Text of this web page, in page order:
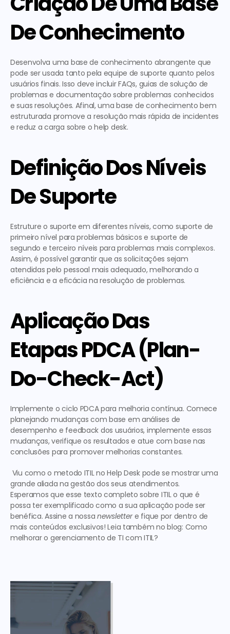
De Conhecimento
Desenvolva uma base de conhecimento abrangente que
pode ser usada tanto pela equipe de suporte quanto pelos
usuários finais. Isso deve incluir FAQs, guias de solução de
problemas e documentação sobre problemas conhecidos
e suas resoluções. Afinal, uma base de conhecimento bem
estruturada promove a resolução mais rápida de incidentes
e reduz a carga sobre o help desk.
Definição Dos Níveis
De Suporte
Estruture o suporte em diferentes níveis, como suporte de
primeiro nível para problemas básicos e suporte de
segundo e terceiro níveis para problemas mais complexos.
Assim, é possível garantir que as solicitações sejam
atendidas pelo pessoal mais adequado, melhorando a
eficiência e a eficácia na resolução de problemas.
Aplicação Das
Etapas PDCA (Plan-
Do-Check-Act)
Implemente o ciclo PDCA para melhoria contínua. Comece
planejando mudanças com base em análises de
desempenho e feedback dos usuários, implemente essas
mudanças, verifique os resultados e atue com base nas
conclusões para promover melhorias constantes.
Viu como o metodo ITIL no Help Desk pode se mostrar uma
grande aliada na gestão dos seus atendimentos.
Esperamos que esse texto completo sobre ITIL o que é
possa ter exemplificado como a sua aplicação pode ser
benéfica. Assine a nossa newsletter e fique por dentro de
mais conteúdos exclusivos! Leia também no blog: Como
melhorar o gerenciamento de TI com ITIL?